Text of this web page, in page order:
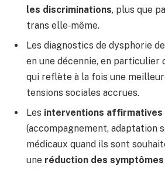
les discriminations, plus que
trans elle‑même.
Les diagnostics de dysphorie
en une décennie, en particulier
qui reflète à la fois une
tensions sociales accrues.
Les interventions affirmatives
(accompagnement, adaptation
médicaux quand ils sont
une réduction des